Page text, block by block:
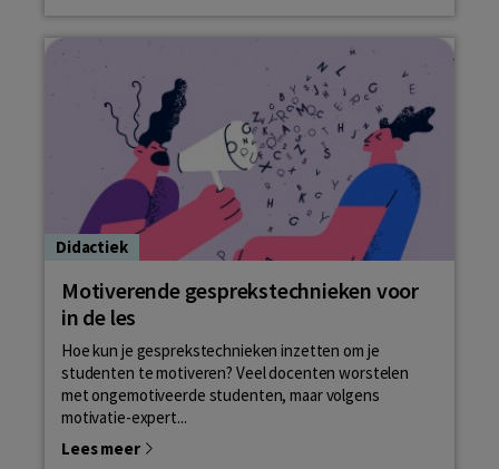
Didactiek
Motiverende gesprekstechnieken voor
in de les
Hoe kun je gesprekstechnieken inzetten om je
studenten te motiveren? Veel docenten worstelen
met ongemotiveerde studenten, maar volgens
motivatie-expert...
Lees meer